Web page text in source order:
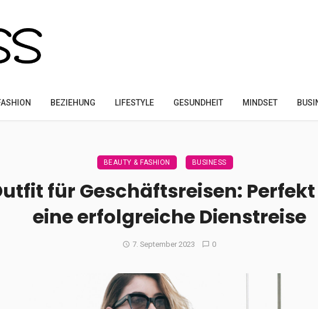
BEZIEHUNG LIFESTYLE GESUNDHEIT MINDSET
BEAUTY & FASHION BUSINESS
für Geschäftsreisen:
eine erfolgreiche Dienstreise
7. September 2023 0